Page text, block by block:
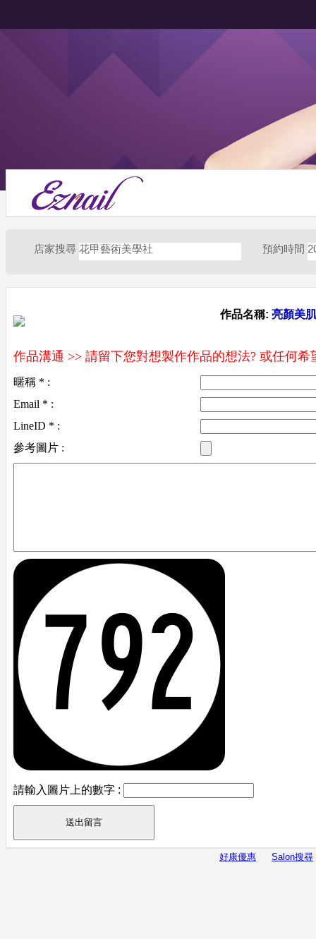
店家搜尋 花甲藝術美學社 預約時間
作品名稱: 亮顏美
作品溝通 >> 請留下您對想製作作品的想法? 或任何
暱稱 * :
Email * :
LineID * :
參考圖片 :
請輸入圖片上的數字 :
好康優惠 Salon搜尋